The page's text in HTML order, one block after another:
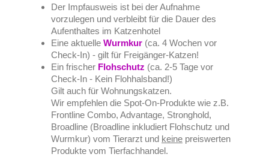
Der Impfausweis ist bei der Aufnahme
vorzulegen und verbleibt für die Dauer des
Aufenthaltes im Katzenhotel
Eine aktuelle Wurmkur (ca. 4 Wochen vor
Check-In) - gilt für Freigänger-Katzen!
Ein frischer Flohschutz (ca. 2-5 Tage vor
Check-In - Kein Flohhalsband!)
Gilt auch für Wohnungskatzen.
Wir empfehlen die Spot-On-Produkte wie z.B.
Frontline Combo, Advantage, Stronghold,
Broadline (Broadline inkludiert Flohschutz und
Wurmkur) vom Tierarzt und keine preiswerten
Produkte vom Tierfachhandel.